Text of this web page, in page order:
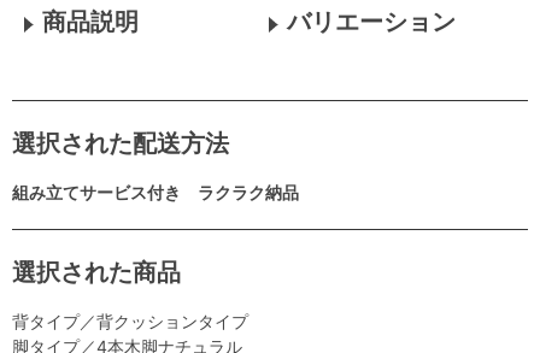
商品説明 バリエーション
選択された配送方法
組み立てサービス付き ラクラク納品
選択された商品
背タイプ／背クッションタイプ
脚タイプ／4本木脚ナチュラル